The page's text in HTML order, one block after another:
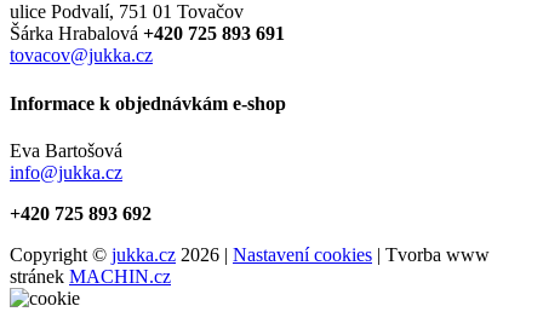
ulice Podvalí, 751 01 Tovačov
Šárka Hrabalová +420 725 893 691
tovacov@jukka.cz
Informace k objednávkám e-shop
Eva Bartošová
info@jukka.cz
+420 725 893 692
Copyright © jukka.cz 2026 | Nastavení cookies | Tvorba www
stránek MACHIN.cz